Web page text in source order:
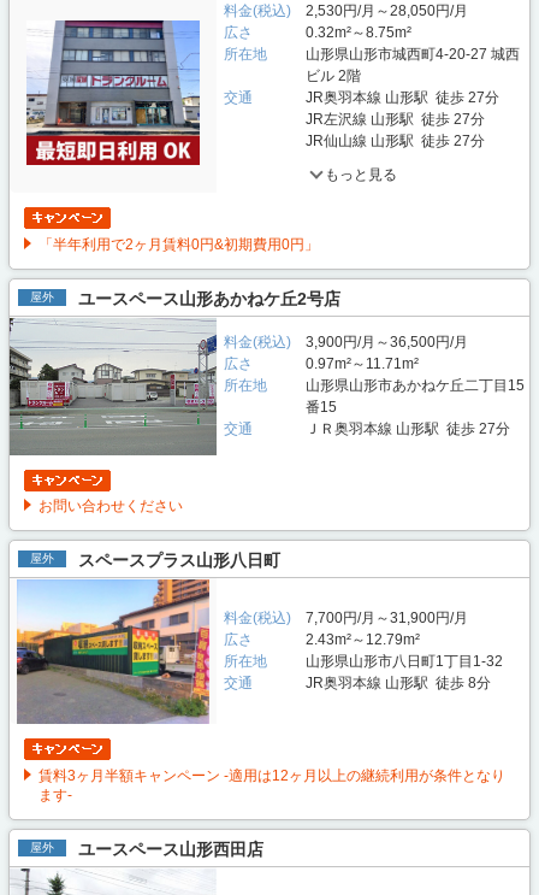
料金(税込)
2,530円/月～28,050円/月
広さ
0.32m²～8.75m²
所在地
山形県山形市城西町4-20-27 城西
ビル 2階
交通
JR奥羽本線 山形駅 徒歩 27分
JR左沢線 山形駅 徒歩 27分
JR仙山線 山形駅 徒歩 27分
もっと見る
「半年利用で2ヶ月賃料0円&初期費用0円」
屋外 ユースペース山形あかねケ丘2号店
料金(税込)
3,900円/月～36,500円/月
広さ
0.97m²～11.71m²
所在地
山形県山形市あかねケ丘二丁目15
番15
交通
ＪＲ奥羽本線 山形駅 徒歩 27分
お問い合わせください
屋外 スペースプラス山形八日町
料金(税込)
7,700円/月～31,900円/月
広さ
2.43m²～12.79m²
所在地
山形県山形市八日町1丁目1-32
交通
JR奥羽本線 山形駅 徒歩 8分
賃料3ヶ月半額キャンペーン -適用は12ヶ月以上の継続利用が条件となり
ます-
屋外 ユースペース山形西田店